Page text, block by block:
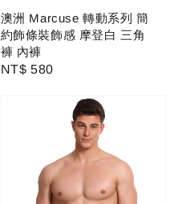
澳洲 Marcuse 轉動系列 簡
約飾條裝飾感 摩登白 三角
褲 內褲
Regular
NT$ 580